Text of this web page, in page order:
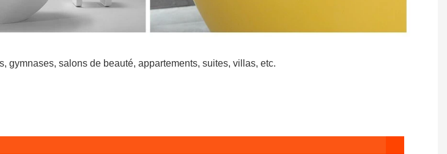
gymnases, salons de beauté, appartements, suites, villas, etc.